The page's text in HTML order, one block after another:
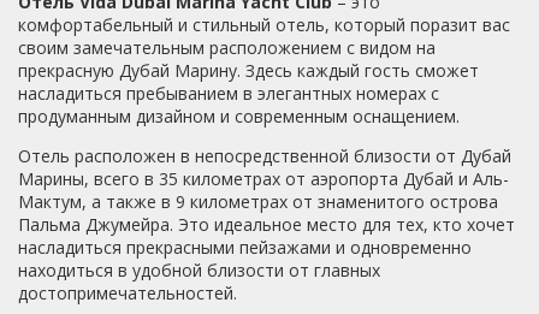
комфортабельный и стильный отель, который поразит вас
своим замечательным расположением с видом на
прекрасную Дубай Марину. Здесь каждый гость сможет
насладиться пребыванием в элегантных номерах с
продуманным дизайном и современным оснащением.
Отель расположен в непосредственной близости от Дубай
Марины, всего в 35 километрах от аэропорта Дубай и Аль-
Мактум, а также в 9 километрах от знаменитого острова
Пальма Джумейра. Это идеальное место для тех, кто хочет
насладиться прекрасными пейзажами и одновременно
находиться в удобной близости от главных
достопримечательностей.